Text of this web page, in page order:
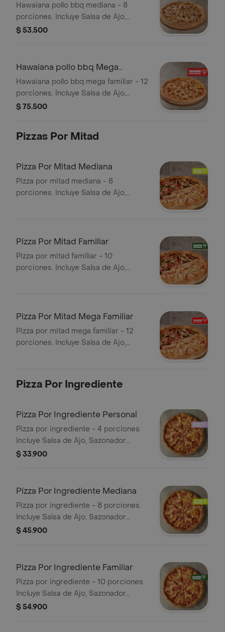
Hawaiana pollo bbq mediana - 8
porciones. Incluye Salsa de Ajo,
Sazonador Pimienta Roja y
$ 53.500
Hawaiana pollo bbq Mega
Familiar
Hawaiana pollo bbq mega familiar - 12
porciones. Incluye Salsa de Ajo,
Sazonador Pimienta Roja y
$ 75.500
Pizzas Por Mitad
Pizza Por Mitad Mediana
Pizza por mitad mediana - 8
porciones. Incluye Salsa de Ajo,
Pizza Por Mitad Familiar
Pizza por mitad familiar - 10
porciones. Incluye Salsa de Ajo,
Pizza Por Mitad Mega Familiar
Pizza por mitad mega familiar - 12
porciones. Incluye Salsa de Ajo,
Pizza Por Ingrediente
Pizza Por Ingrediente Personal
Pizza por ingrediente - 4 porciones.
Incluye Salsa de Ajo, Sazonador
Pimienta Roja y Pepperoncini.
$ 33.900
Pizza Por Ingrediente Mediana
Pizza por ingrediente - 8 porciones.
Incluye Salsa de Ajo, Sazonador
Pimienta Roja y Pepperoncini.
$ 45.900
Pizza Por Ingrediente Familiar
Pizza por ingrediente - 10 porciones.
Incluye Salsa de Ajo, Sazonador
Pimienta Roja y Pepperoncini.
$ 54.900